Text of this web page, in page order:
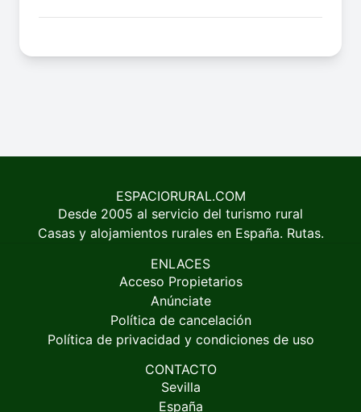
ESPACIORURAL.COM
Desde 2005 al servicio del turismo rural
Casas y alojamientos rurales en España. Rutas.
ENLACES
Acceso Propietarios
Anúnciate
Política de cancelación
Política de privacidad y condiciones de uso
CONTACTO
Sevilla
España